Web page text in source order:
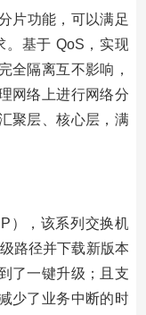
片功能，可以满足
。基于 QoS，实现
全隔离互不影响，
网络上进行网络分
聚层、核心层，满
），该系列交换机
路径并下载新版本
了一键升级；且支
少了业务中断的时